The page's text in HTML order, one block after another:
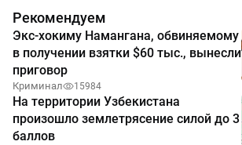
Рекомендуем
Экс-хокиму Намангана, обвиняемому
в получении взятки $60 тыс., вынесли
приговор
Криминал 15984
На территории Узбекистана
произошло землетрясение силой до 3
баллов